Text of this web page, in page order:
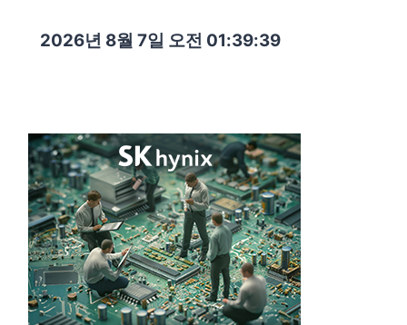
2026년 8월 7일 오전 01:39:40